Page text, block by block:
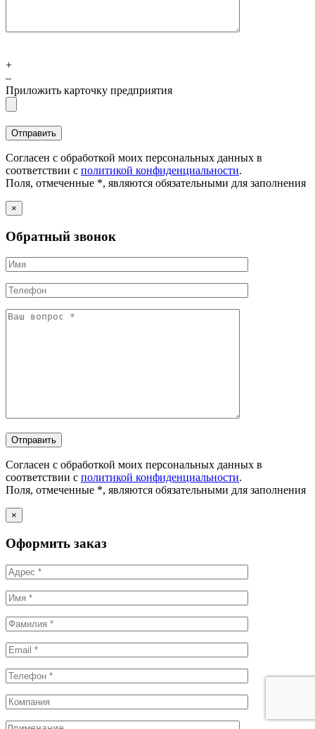
+
–
Приложить карточку предприятия
Согласен с обработкой моих персональных данных в
соответствии с политикой конфиденциальности.
Поля, отмеченные *, являются обязательными для заполнения
×
Обратный звонок
Согласен с обработкой моих персональных данных в
соответствии с политикой конфиденциальности.
Поля, отмеченные *, являются обязательными для заполнения
×
Оформить заказ